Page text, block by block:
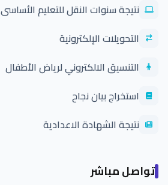
نتيجة سنوات النقل للتعليم الأساسى
التحويلات الإلكترونية
التنسيق الالكتروني لرياض الأطفال
استخراج بيان نجاح
نتيجة الشهادة الاعدادية
تواصل مباشر